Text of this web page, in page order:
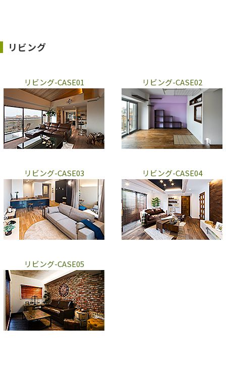
リビング
リビング-CASE01 リビング-CASE02
リビング-CASE03 リビング-CASE04
リビング-CASE05